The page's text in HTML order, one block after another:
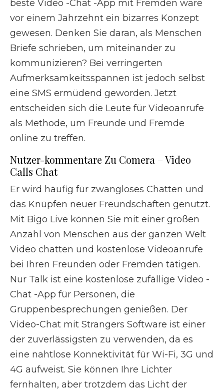
beste Video -Chat -App mit Fremden wäre
vor einem Jahrzehnt ein bizarres Konzept
gewesen. Denken Sie daran, als Menschen
Briefe schrieben, um miteinander zu
kommunizieren? Bei verringerten
Aufmerksamkeitsspannen ist jedoch selbst
eine SMS ermüdend geworden. Jetzt
entscheiden sich die Leute für Videoanrufe
als Methode, um Freunde und Fremde
online zu treffen.
Nutzer-kommentare Zu Comera – Video
Calls Chat
Er wird häufig für zwangloses Chatten und
das Knüpfen neuer Freundschaften genutzt.
Mit Bigo Live können Sie mit einer großen
Anzahl von Menschen aus der ganzen Welt
Video chatten und kostenlose Videoanrufe
bei Ihren Freunden oder Fremden tätigen.
Nur Talk ist eine kostenlose zufällige Video -
Chat -App für Personen, die
Gruppenbesprechungen genießen. Der
Video-Chat mit Strangers Software ist einer
der zuverlässigsten zu verwenden, da es
eine nahtlose Konnektivität für Wi-Fi, 3G und
4G aufweist. Sie können Ihre Lichter
fernhalten, aber trotzdem das Licht der